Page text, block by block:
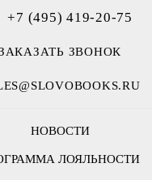
НОВОСТИ
ЛОЯЛЬНОСТИ
+7 (495) 419-20-75
ЗВОНОК